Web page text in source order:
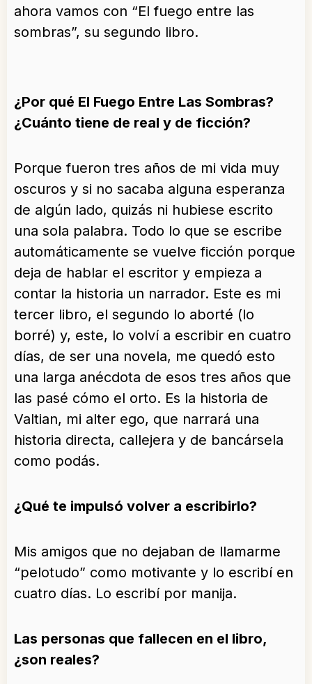
ahora vamos con “El fuego entre las
sombras”, su segundo libro.
¿Por qué El Fuego Entre Las Sombras?
¿Cuánto tiene de real y de ficción?
Porque fueron tres años de mi vida muy
oscuros y si no sacaba alguna esperanza
de algún lado, quizás ni hubiese escrito
una sola palabra. Todo lo que se escribe
automáticamente se vuelve ficción porque
deja de hablar el escritor y empieza a
contar la historia un narrador. Este es mi
tercer libro, el segundo lo aborté (lo
borré) y, este, lo volví a escribir en cuatro
días, de ser una novela, me quedó esto
una larga anécdota de esos tres años que
las pasé cómo el orto. Es la historia de
Valtian, mi alter ego, que narrará una
historia directa, callejera y de bancársela
como podás.
¿Qué te impulsó volver a escribirlo?
Mis amigos que no dejaban de llamarme
“pelotudo” como motivante y lo escribí en
cuatro días. Lo escribí por manija.
Las personas que fallecen en el libro,
¿son reales?